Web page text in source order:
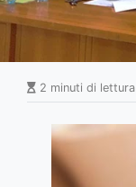
2 minuti di lettura